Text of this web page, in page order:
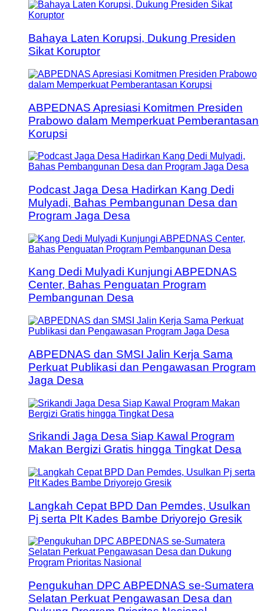
Bahaya Laten Korupsi, Dukung Presiden
Sikat Koruptor
ABPEDNAS Apresiasi Komitmen Presiden
Prabowo dalam Memperkuat Pemberantasan
Korupsi
Podcast Jaga Desa Hadirkan Kang Dedi
Mulyadi, Bahas Pembangunan Desa dan
Program Jaga Desa
Kang Dedi Mulyadi Kunjungi ABPEDNAS
Center, Bahas Penguatan Program
Pembangunan Desa
ABPEDNAS dan SMSI Jalin Kerja Sama
Perkuat Publikasi dan Pengawasan Program
Jaga Desa
Srikandi Jaga Desa Siap Kawal Program
Makan Bergizi Gratis hingga Tingkat Desa
Langkah Cepat BPD Dan Pemdes, Usulkan
Pj serta Plt Kades Bambe Driyorejo Gresik
Pengukuhan DPC ABPEDNAS se-Sumatera
Selatan Perkuat Pengawasan Desa dan